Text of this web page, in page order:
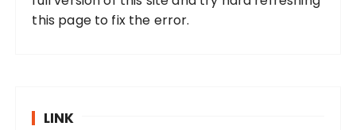
this page to fix the error.
LINK